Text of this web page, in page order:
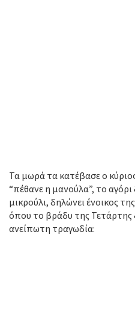
Τα μωρά τα κατέβασε ο
“πέθανε η μανούλα”, το αγόρι
μικρούλι, δηλώνει ένοικος
όπου το βράδυ της Τετάρτης
ανείπωτη τραγωδία: